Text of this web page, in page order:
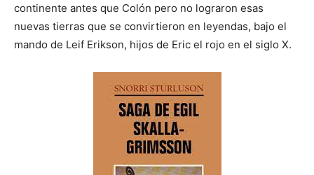
continente antes que Colón pero no lograron esas
nuevas tierras que se convirtieron en leyendas, bajo el
mando de Leif Erikson, hijos de Eric el rojo en el siglo X.